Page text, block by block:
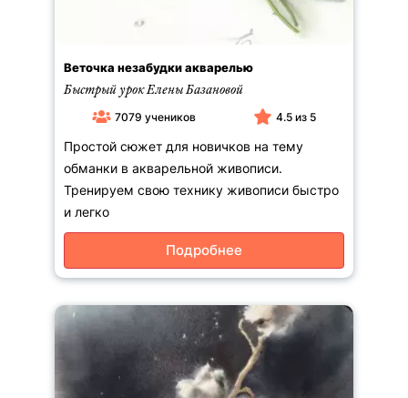
Веточка незабудки акварелью
Быстрый урок Елены Базановой
7079 учеников 4.5 из 5
Простой сюжет для новичков на тему
обманки в акварельной живописи.
Тренируем свою технику живописи быстро
и легко
Подробнее